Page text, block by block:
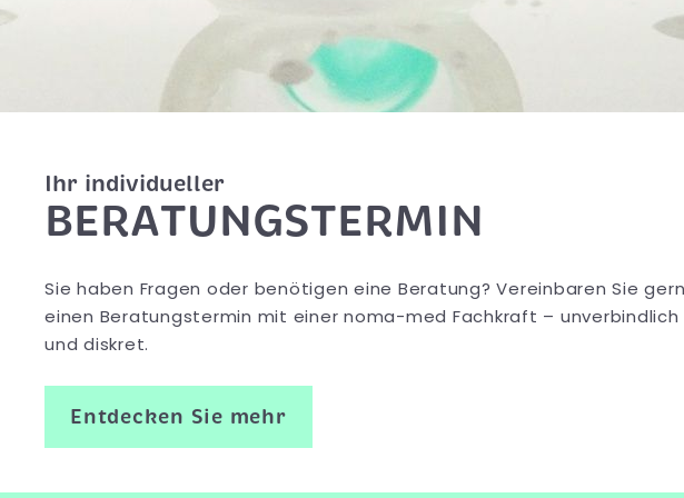
Ihr individueller
BERATUNGSTERMIN
Sie haben Fragen oder benötigen eine Beratung? Vereinbaren Sie
einen Beratungstermin mit einer noma-med Fachkraft – unverbindlich
und diskret.
Entdecken Sie mehr